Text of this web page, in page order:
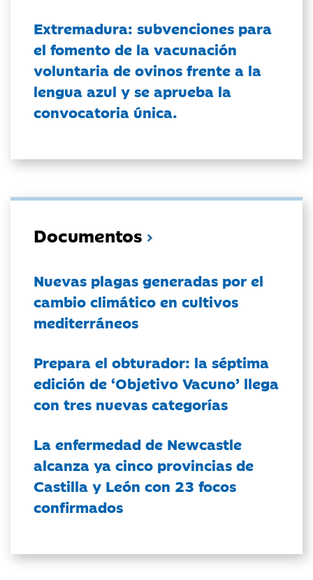
Extremadura: subvenciones para
el fomento de la vacunación
voluntaria de ovinos frente a la
lengua azul y se aprueba la
convocatoria única.
Documentos
Nuevas plagas generadas por el
cambio climático en cultivos
mediterráneos
Prepara el obturador: la séptima
edición de ‘Objetivo Vacuno’ llega
con tres nuevas categorías
La enfermedad de Newcastle
alcanza ya cinco provincias de
Castilla y León con 23 focos
confirmados